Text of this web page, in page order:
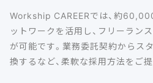
Workship CAREERでは、約
ットワークを活用し、フリーラン
が可能です。業務委託契約からス
換するなど、柔軟な採用方法をご提